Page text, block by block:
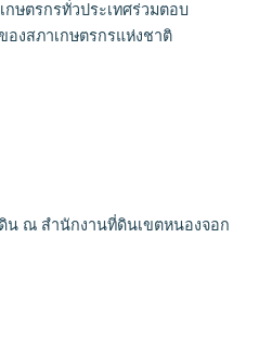
ษตรกรทั่วประเทศร่วมตอบ
งสภาเกษตรกรแห่งชาติ
น ณ สำนักงานที่ดินเขตหนองจอก